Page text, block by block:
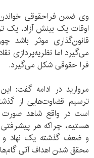
وی ضمن فراحقوقی خواندن
اوقات یک بینش آزاد، یک
قانون‌گذاری موثر
می‌گیرد اما نظریه‌پردازی
فرا حقوقی شکل می‌گیرد.
مروارید در ادامه گفت:
ترسیم قضاوت‌هایی از
است در واقع شاهد
هستیم، چراکه هر
و ضعف گذشته یک نهاد و
محقق شدن اهداف آتی